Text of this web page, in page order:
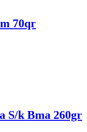
70qr
S/k Bma 260gr